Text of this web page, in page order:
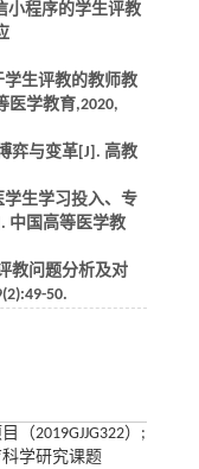
小程序的学生评教
生评教的教师教
医学教育,2020,
弈与变革[J]. 高教
生学习投入、专
中国高等医学教
教问题分析及对
50.
（2019GJJG322）;
学研究课题